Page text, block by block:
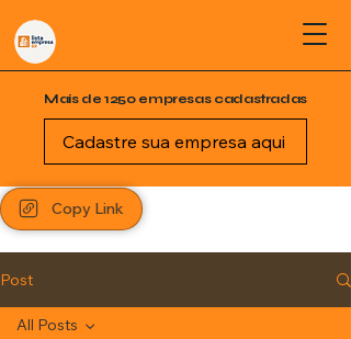
Mais de 1250 empresas cadastradas
Cadastre sua empresa aqui
Copy Link
Post
All Posts